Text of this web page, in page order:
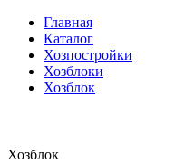
Главная
Каталог
Хозпостройки
Хозблоки
Хозблок
Хозблок